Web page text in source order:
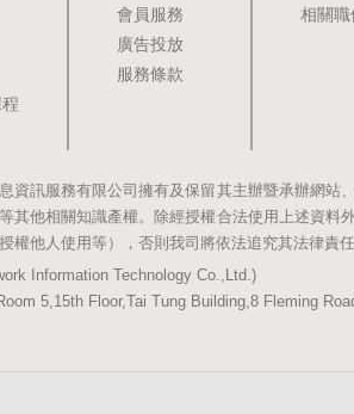
會員服務
廣告投放
服務條款
相關職
資訊服務有限公司擁有及保留其主辦暨承辦網站
其他相關知識產權。除經授權合法使用上述資料
他人使用等），否則我司將依法追究其法律責任
Information Technology Co.,Ltd.)
5,15th Floor,Tai Tung Building,8 Fleming